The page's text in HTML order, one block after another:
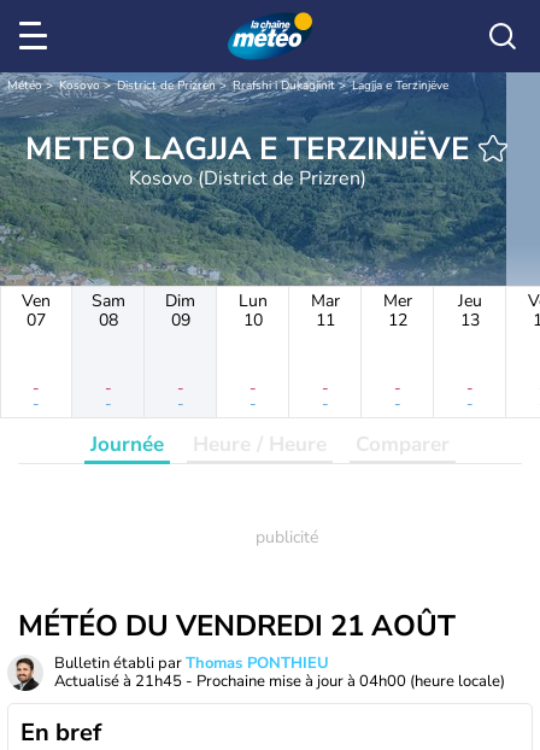
Météo Kosovo District de Prizren Rrafshi i Dukagjinit Lagjja e Terzinjëve
METEO LAGJJA E TERZINJËVE
Kosovo (District de Prizren)
Ven
07
-
-
Sam
08
-
-
Dim
09
-
-
Lun
10
-
-
Mar
11
-
-
Mer
12
-
-
Jeu
13
-
-
Journée Heure / Heure Comparer
MÉTÉO DU VENDREDI 21 AOÛT
Bulletin établi parThomas PONTHIEU
Actualisé à 21h45 - Prochaine mise à jour à 04h00 (heure locale)
En bref